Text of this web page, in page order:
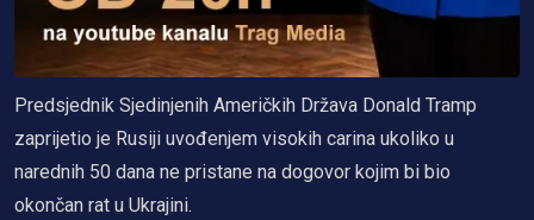
Predsjednik Sjedinjenih Američkih Država Donald Tramp
zaprijetio je Rusiji uvođenjem visokih carina ukoliko u
narednih 50 dana ne pristane na dogovor kojim bi bio
okončan rat u Ukrajini.